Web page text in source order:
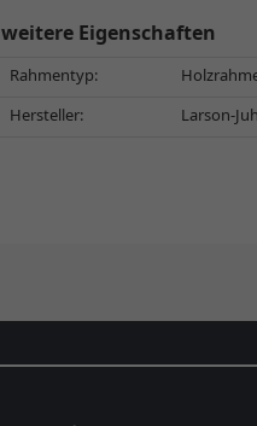
weitere Eigenschaften
Rahmentyp:
Hersteller:
Larson-